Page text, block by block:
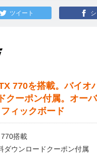
ツイート
770を搭載。バイオ
クーポン付属。オー
ィックボード
搭載
ダウンロードクーポン付属